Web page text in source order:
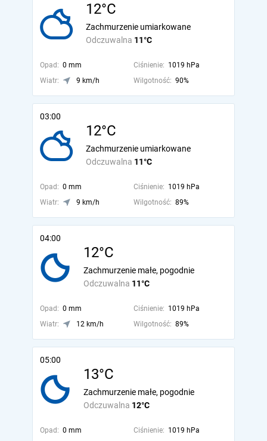
12°C
Odczuwalna 11°C
Zachmurzenie umiarkowane
Opad: 0 mm Ciśnienie: 1019 hPa
Wiatr:
9 km/h Wilgotność: 90%
03:00
12°C
Odczuwalna 11°C
Zachmurzenie umiarkowane
Opad: 0 mm Ciśnienie: 1019 hPa
Wiatr:
9 km/h Wilgotność: 89%
04:00
12°C
Odczuwalna 11°C
Zachmurzenie małe, pogodnie
Opad: 0 mm Ciśnienie: 1019 hPa
Wiatr:
12 km/h Wilgotność: 89%
05:00
13°C
Odczuwalna 12°C
Zachmurzenie małe, pogodnie
Opad: 0 mm Ciśnienie: 1019 hPa